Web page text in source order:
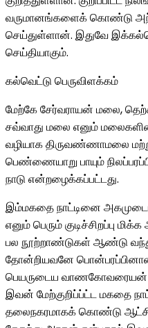
வருமானங்களைக் கொண்டு அந்த
செய்துள்ளான். இதுவே
செய்தியாகும்.
கல்வெட்டு பெருவிளக்கம்
மேற்கே சேர்வராயன் மலை,
சவ்வாது மலை எனும்
வழியாக திருவண்ணாமலை
பெண்ணையாறு பாயும்
நாடு என்றழைக்கப்பட்டது.
இம்மகதை நாட்டினை
எனும் பெரும் குடிச்சிறப்பு
பல நூற்றாண்டுகள் ஆண்டு
தோன்றியவனே
பெயருடைய
இவன் மேற்குறிப்ப்ட்ட மகதை
தலைநகரமாகக் கொண்டு